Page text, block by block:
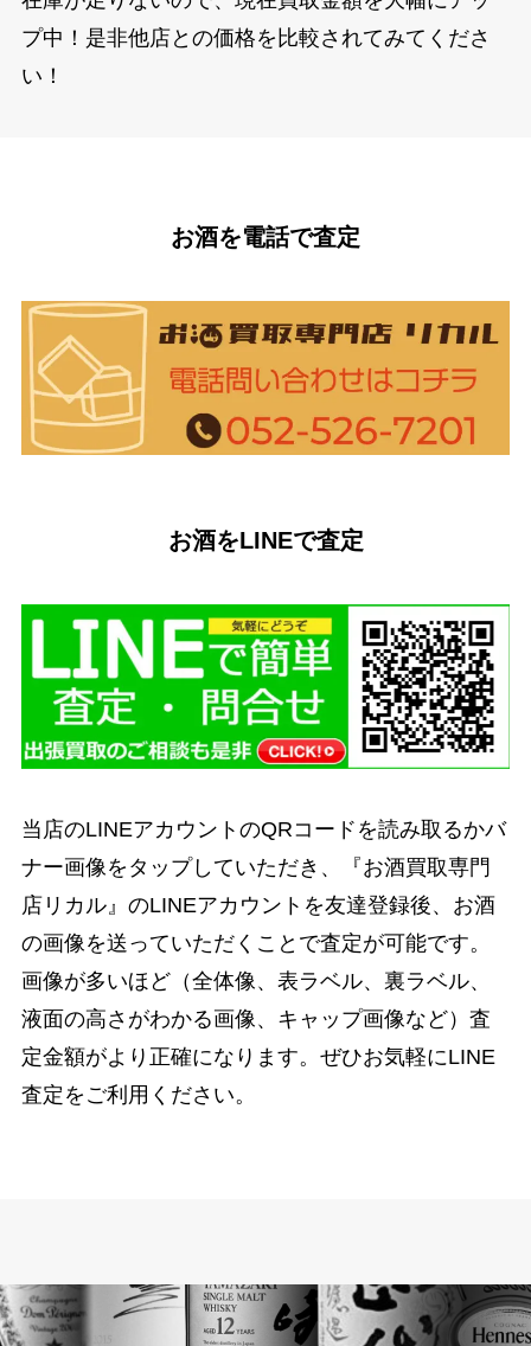
プ中！是非他店との価格を比較されてみてくださ
い！
お酒を電話で査定
お酒をLINEで査定
当店のLINEアカウントのQRコードを読み取るかバ
ナー画像をタップしていただき、『お酒買取専門
店リカル』のLINEアカウントを友達登録後、お酒
の画像を送っていただくことで査定が可能です。
画像が多いほど（全体像、表ラベル、裏ラベル、
液面の高さがわかる画像、キャップ画像など）査
定金額がより正確になります。ぜひお気軽にLINE
査定をご利用ください。